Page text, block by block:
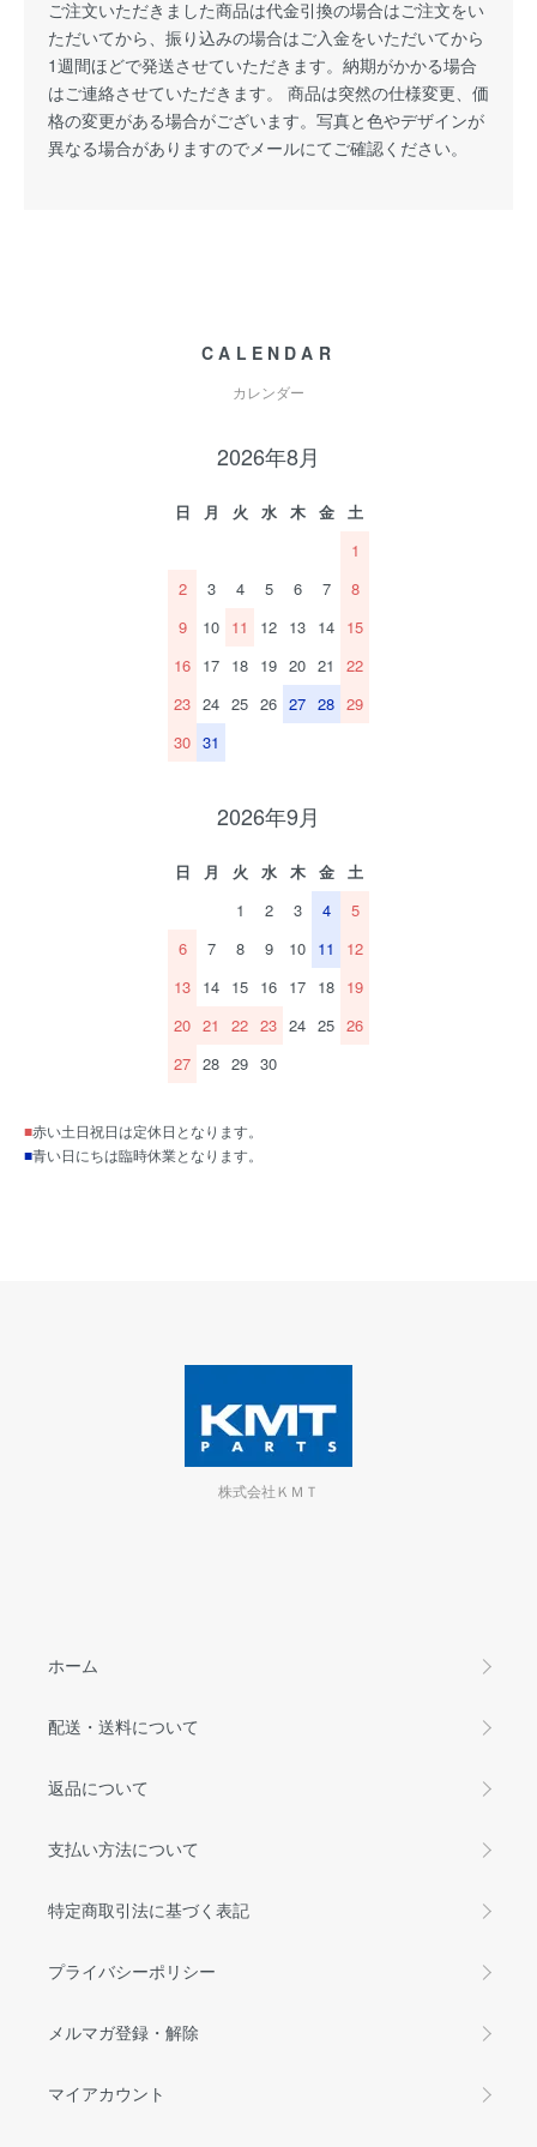
ご注文いただきました商品は代金引換の場合はご注文をい
ただいてから、振り込みの場合はご入金をいただいてから
1週間ほどで発送させていただきます。納期がかかる場合
はご連絡させていただきます。 商品は突然の仕様変更、価
格の変更がある場合がございます。写真と色やデザインが
異なる場合がありますのでメールにてご確認ください。
CALENDAR
カレンダー
2026年8月
日 月 火 水 木 金
土
1
2
3 4 5 6 7
8
9
10 11 12 13 14 15
16 17 18 19 20 21
22
23 24 25 26 27 28 29
30 31
2026年9月
日 月 火 水 木 金
土
1
2 3 4
5
6
7 8 9 10 11
12
13 14 15 16 17 18 19
20 21 22 23 24 25 26
27 28 29 30
■赤い土日祝日は定休日となります。
■青い日にちは臨時休業となります。
株式会社ＫＭＴ
ホーム
配送・送料について
返品について
支払い方法について
特定商取引法に基づく表記
プライバシーポリシー
メルマガ登録・解除
マイアカウント